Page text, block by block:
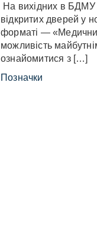
На вихідних в
відкритих дверей у
форматі —
можливість
ознайомитися з […]
Позначки